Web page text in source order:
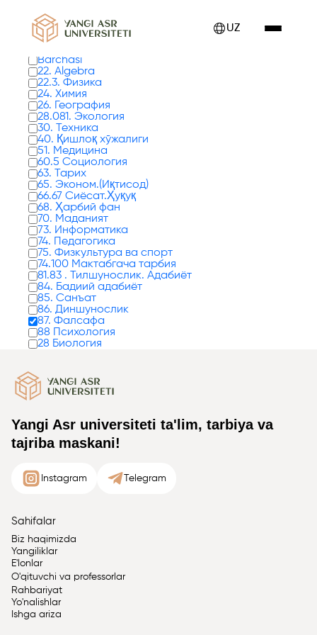
UZ
Barchasi
22. Algebra
22.3. Физика
24. Химия
26. География
28.081. Экология
30. Техника
40. Қишлоқ хўжалиги
51. Медицина
60.5 Социология
63. Тарих
65. Эконом.(Иқтисод)
66.67 Сиёсат.Ҳуқуқ
68. Ҳарбий фан
70. Маданият
73. Информатика
74. Педагогика
75. Физкультура ва спорт
74.100 Мактабгача тарбия
81.83 . Тилшунослик. Адабиёт
84. Бадиий адабиёт
85. Санъат
86. Диншунослик
87. Фалсафа
88 Психология
28 Биология
Yangi Asr universiteti ta'lim, tarbiya va
tajriba maskani!
Instagram Telegram
Sahifalar
Biz haqimizda
Yangiliklar
E'lonlar
O'qituvchi va professorlar
Rahbariyat
Yo'nalishlar
Ishga ariza